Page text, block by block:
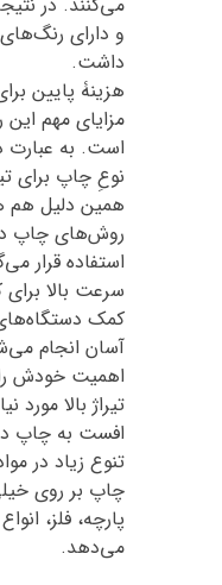
و دارای
داشت.
هزینۀ پایین
مزایای مهم
است. به عبارت
نوعِ چاپ برای
همین دلیل
روش‌های چاپ
استفاده قرار
سرعت بالا برای
کمک
آسان انجام
اهمیت خودش
تیراژ بالا مورد
افست به چاپ
تنوع زیاد در
چاپ بر روی
پارچه، فلز،
می‌دهد.